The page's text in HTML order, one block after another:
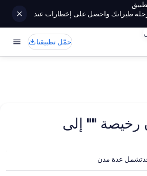
طيرانك واحصل على إخطارات عند
حمّل تطبيقنا
رخيصة "" إلى
تشمل عدة مدن